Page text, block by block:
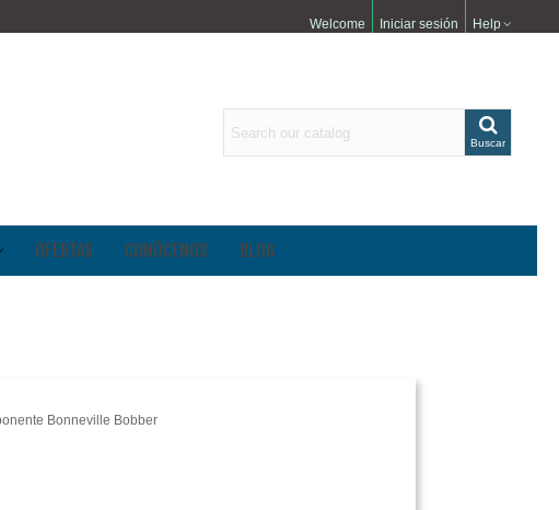
Welcome Iniciar sesión Help
Buscar
OFERTAS CONÓCENOS BLOG